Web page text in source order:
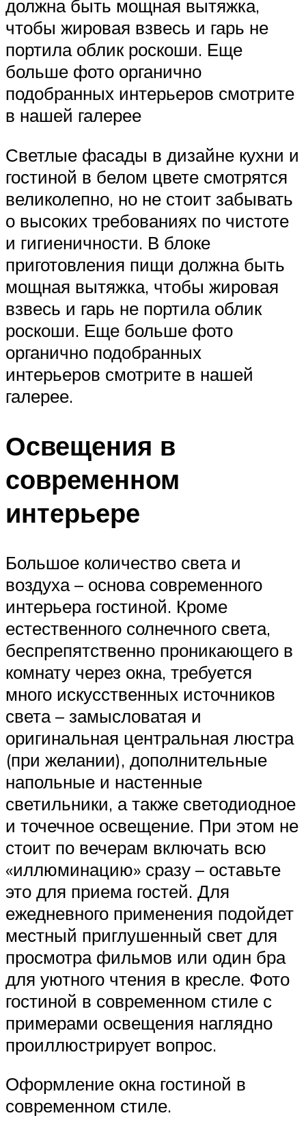
должна быть мощная вытяжка,
чтобы жировая взвесь и гарь не
портила облик роскоши. Еще
больше фото органично
подобранных интерьеров смотрите
в нашей галерее
Светлые фасады в дизайне кухни и
гостиной в белом цвете смотрятся
великолепно, но не стоит забывать
о высоких требованиях по чистоте
и гигиеничности. В блоке
приготовления пищи должна быть
мощная вытяжка, чтобы жировая
взвесь и гарь не портила облик
роскоши. Еще больше фото
органично подобранных
интерьеров смотрите в нашей
галерее.
Освещения в
современном
интерьере
Большое количество света и
воздуха – основа современного
интерьера гостиной. Кроме
естественного солнечного света,
беспрепятственно проникающего в
комнату через окна, требуется
много искусственных источников
света – замысловатая и
оригинальная центральная люстра
(при желании), дополнительные
напольные и настенные
светильники, а также светодиодное
и точечное освещение. При этом не
стоит по вечерам включать всю
«иллюминацию» сразу – оставьте
это для приема гостей. Для
ежедневного применения подойдет
местный приглушенный свет для
просмотра фильмов или один бра
для уютного чтения в кресле. Фото
гостиной в современном стиле с
примерами освещения наглядно
проиллюстрирует вопрос.
Оформление окна гостиной в
современном стиле.